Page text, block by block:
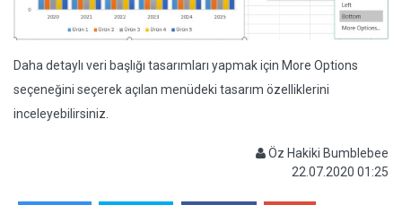
Daha detaylı veri başlığı tasarımları yapmak için More Options
seçeneğini seçerek açılan menüdeki tasarım özelliklerini
inceleyebilirsiniz.
Öz Hakiki Bumblebee
22.07.2020 01:25